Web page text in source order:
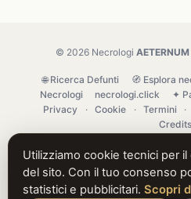
© 2026 Necrologi AETERNUM
🌐 Ricerca Defunti 🧭 Esplora
Necrologi
necrologi.click ✦
Privacy
· Cookie · Termini ·
Credits
Utilizziamo cookie tecnici per
del sito. Con il tuo consenso
statistici e pubblicitari. Scopri